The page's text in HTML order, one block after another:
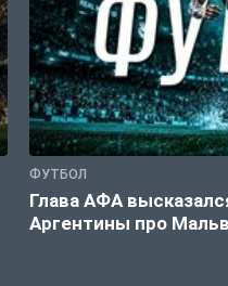
ФУТБОЛ
Глава АФА
Аргентины про